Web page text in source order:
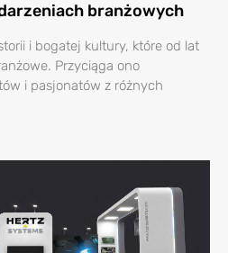
branżowych
i bogatej kultury, które od lat
Przyciąga ono
i pasjonatów z różnych